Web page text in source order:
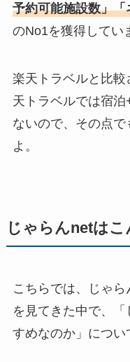
予約可能施設数」
のNo1を獲得してい
楽天トラベルと比
天トラベルでは宿
ないので、その点
よ。
じゃらんnetは
こちらでは、じゃ
を見てきた中で、
すめなのか」につい